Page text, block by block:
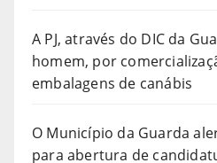
A PJ, através do DIC da
homem, por
embalagens de canábis
O Município da Guarda
para abertura de